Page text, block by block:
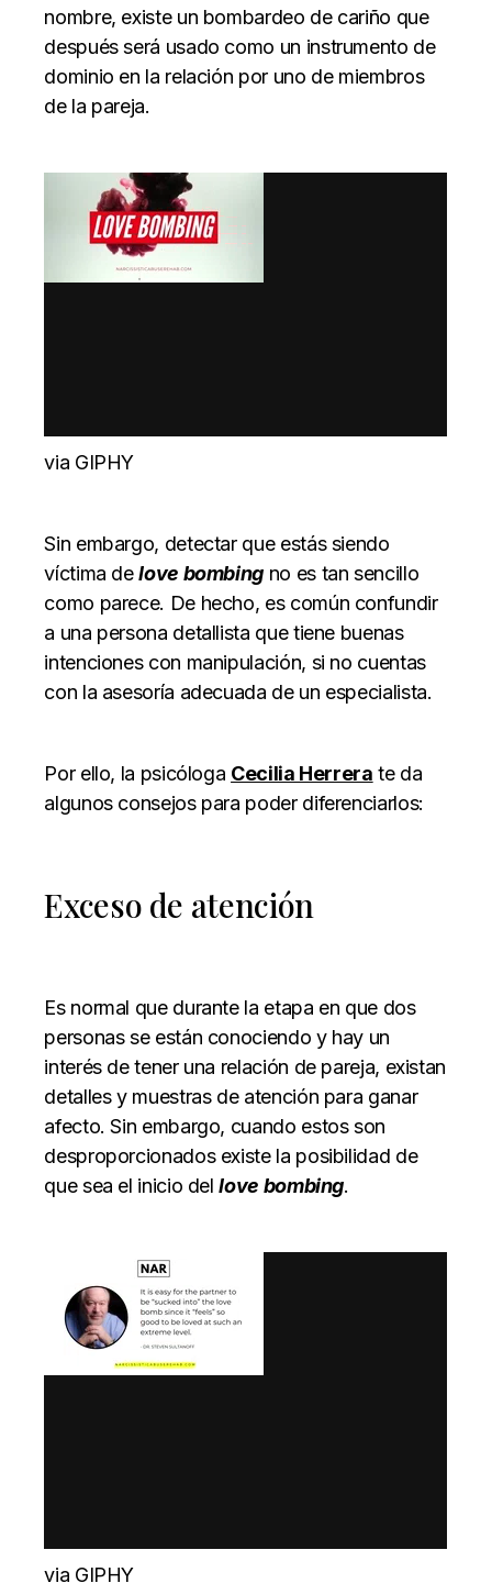
nombre, existe un bombardeo de cariño que
después será usado como un instrumento de
dominio en la relación por uno de miembros
de la pareja.
via GIPHY
Sin embargo, detectar que estás siendo
víctima delove bombing no es tan sencillo
como parece. De hecho, es común confundir
a una persona detallista que tiene buenas
intenciones con manipulación, si no cuentas
con la asesoría adecuada de un especialista.
Por ello, la psicóloga Cecilia Herrera te da
algunos consejos para poder diferenciarlos:
Exceso de atención
Es normal que durante la etapa en que dos
personas se están conociendo y hay un
interés de tener una relación de pareja, existan
detalles y muestras de atención para ganar
afecto. Sin embargo, cuando estos son
desproporcionados existe la posibilidad de
que sea el inicio dellove bombing.
via GIPHY